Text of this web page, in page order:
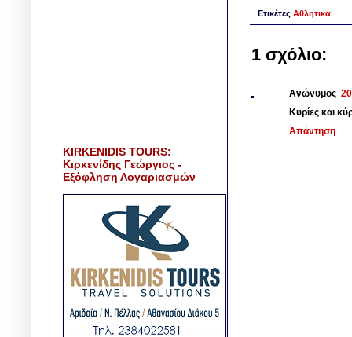
Ετικέτες Αθλητικά
1 σχόλιο:
Ανώνυμος
Κυρίες και
Απάντηση
KIRKENIDIS TOURS:
Κιρκενίδης Γεώργιος -
Εξόφληση Λογαριασμών